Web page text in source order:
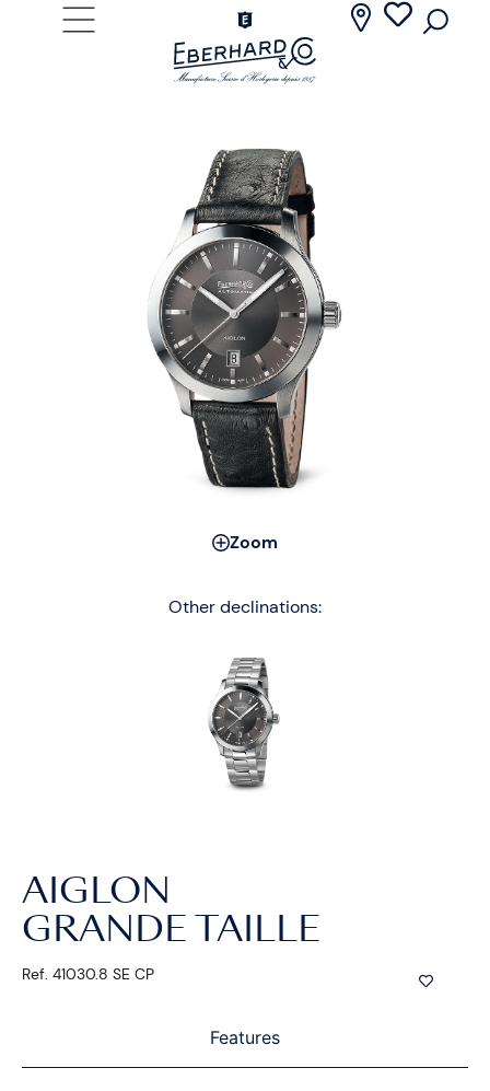
Zoom
Other declinations:
AIGLON
GRANDE TAILLE
Ref. 41030.8 SE CP
Features